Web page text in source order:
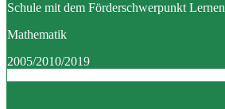
Schule mit dem Förderschwerpunkt Lernen
Mathematik
2005/2010/2019